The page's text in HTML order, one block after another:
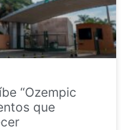
“Ozempic
que